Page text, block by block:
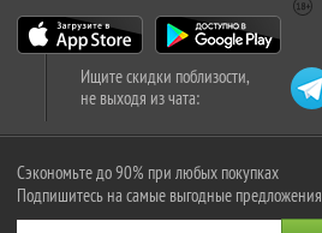
Ищите скидки поблизости,
не выходя из чата:
Сэкономьте до 90% при любых покупках
Подпишитесь на самые выгодные предложения